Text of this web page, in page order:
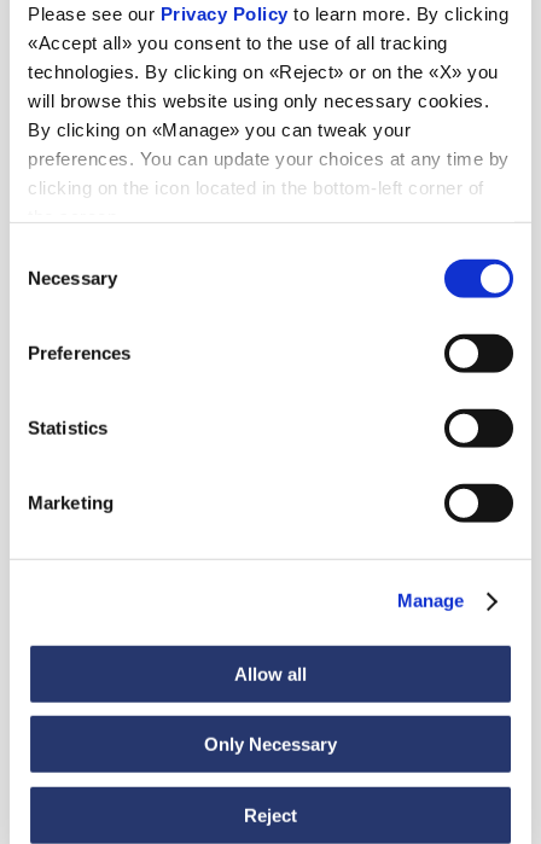
Please see our Privacy Policy to learn more. By clicking
«Accept all» you consent to the use of all tracking
technologies. By clicking on «Reject» or on the «X» you
will browse this website using only necessary cookies.
By clicking on «Manage» you can tweak your
preferences. You can update your choices at any time by
clicking on the icon located in the bottom-left corner of
Selection
Necessary
Preferences
Statistics
Marketing
Manage
Allow all
Only Necessary
Reject
01
Magazzino doganale di proprietà per deposito merci
allo stato estero
02 Pratiche doganali e deposito IVA
Gestione merci speciali: merci deperibili, merci
Assistenza e consulenza madrelingua dall'origine della
spedizione fino a destinazione